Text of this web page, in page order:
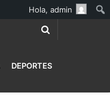
DEPORTES
Hola, admin